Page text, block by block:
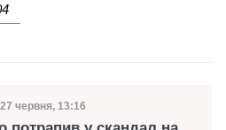
Дата публікації
27 червня, 13:16